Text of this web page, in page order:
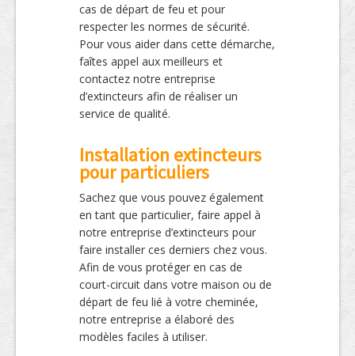
cas de départ de feu et pour
respecter les normes de sécurité.
Pour vous aider dans cette démarche,
faîtes appel aux meilleurs et
contactez notre entreprise
d’extincteurs afin de réaliser un
service de qualité.
Installation extincteurs
pour particuliers
Sachez que vous pouvez également
en tant que particulier, faire appel à
notre entreprise d’extincteurs pour
faire installer ces derniers chez vous.
Afin de vous protéger en cas de
court-circuit dans votre maison ou de
départ de feu lié à votre cheminée,
notre entreprise a élaboré des
modèles faciles à utiliser.